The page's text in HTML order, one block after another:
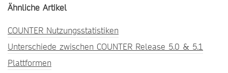
Ähnliche Artikel
COUNTER Nutzungsstatistiken
Unterschiede zwischen COUNTER Release 5.0 & 5.1
Plattformen